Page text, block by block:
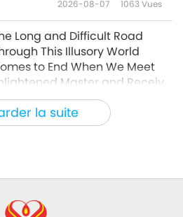
la suite
2026-08-07 1063Vues
Long and Difficult Road
This Illusory World
to End When We Meet
Master and Receive
2026-08-06